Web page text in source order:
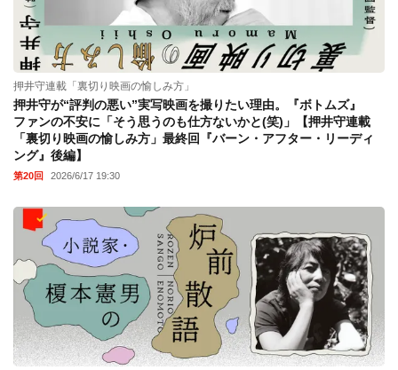
押井守連載「裏切り映画の愉しみ方」
押井守が“評判の悪い”実写映画を撮りたい理由。『ボトムズ』
ファンの不安に「そう思うのも仕方ないかと(笑)」【押井守連載
「裏切り映画の愉しみ方」最終回『バーン・アフター・リーディ
ング』後編】
第20回 2026/6/17 19:30